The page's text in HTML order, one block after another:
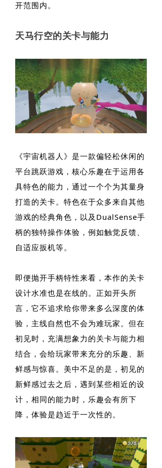
开范围内。
天马行空的关卡与能力
《宇宙机器人》是一款偏轻松休闲的
平台跳跃游戏，核心乐趣在于运用各
具特色的能力，通过一个个为其量身
打造的关卡。特色在于众多来自其他
游戏的经典角色，以及DualSense手
柄的独特操作体验，例如触觉反馈、
自适应扳机等。
即便抛开手柄特性来看，本作的关卡
设计水准也是在线的。正如开头所
言，它不追求给你带来多么深度的体
验，主线自然也不会为难玩家。但在
初见时，充满想象力的关卡与能力相
结合，会给玩家带来充分的乐趣、新
鲜感与惊喜。美中不足的是，初见的
新鲜感过去之后，遇到某些相近的设
计，相同的能力时，乐趣会有所下
降，体验是趋近于一次性的。